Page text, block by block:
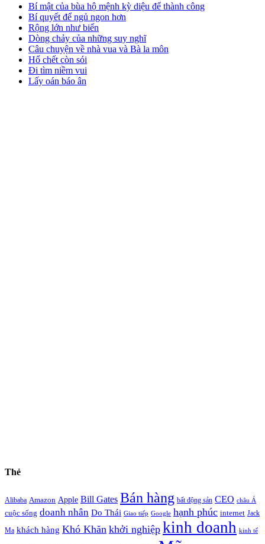
Bí mật của bùa hộ mệnh kỳ diệu để thành công
Bí quyết để ngủ ngon hơn
Rộng lớn như biển
Dòng chảy của những suy nghĩ
Câu chuyện về nhà vua và Bà la môn
Hổ chết còn sói
Đi tìm niềm vui
Lấy oán báo ân
Thẻ
Alibaba Amazon Apple Bill Gates Bán hàng bất động sản CEO châu Á
cuộc sống doanh nhân Do Thái Giao tiếp Google hạnh phúc internet Jack
Ma khách hàng Khó Khăn khởi nghiệp kinh doanh kinh tế